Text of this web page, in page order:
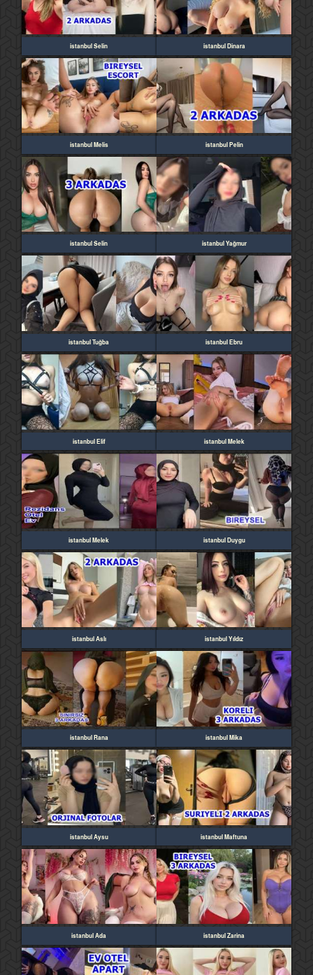
istanbul Selin istanbul Dinara
istanbul Melis istanbul Pelin
istanbul Selin istanbul Yağmur
istanbul Tuğba istanbul Ebru
istanbul Elif istanbul Melek
istanbul Melek istanbul Duygu
istanbul Aslı istanbul Yıldız
istanbul Rana istanbul Mika
istanbul Aysu istanbul Maftuna
istanbul Ada istanbul Zarina